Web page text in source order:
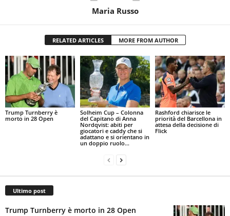
Maria Russo
RELATED ARTICLES MORE FROM AUTHOR
Trump Turnberry è
morto in 28 Open
Solheim Cup – Colonna
del Capitano di Anna
Nordqvist: abiti per
giocatori e caddy che si
adattano e si orientano in
un doppio ruolo...
Rashford chiarisce le
priorità del Barcellona in
attesa della decisione di
Flick
Ultimo post
Trump Turnberry è morto in 28 Open